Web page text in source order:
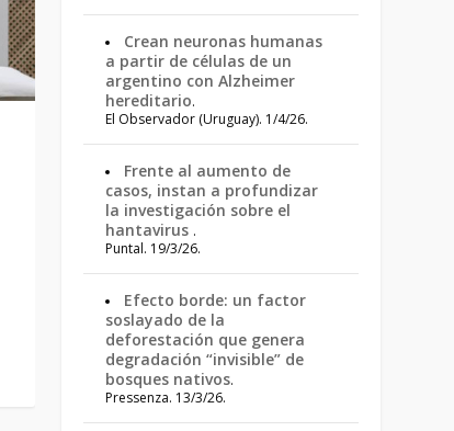
Crean neuronas humanas
a partir de células de un
argentino con Alzheimer
hereditario.
El Observador (Uruguay). 1/4/26.
Frente al aumento de
casos, instan a profundizar
la investigación sobre el
hantavirus .
Puntal. 19/3/26.
Efecto borde: un factor
soslayado de la
deforestación que genera
degradación “invisible” de
bosques nativos.
Pressenza. 13/3/26.